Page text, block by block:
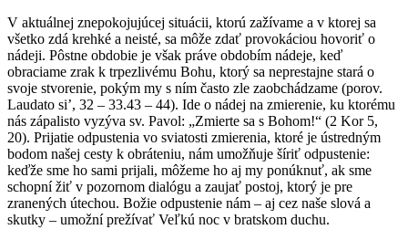
V aktuálnej znepokojujúcej situácii, ktorú zažívame a v ktorej sa
všetko zdá krehké a neisté, sa môže zdať provokáciou hovoriť o
nádeji. Pôstne obdobie je však práve obdobím nádeje, keď
obraciame zrak k trpezlivému Bohu, ktorý sa neprestajne stará o
svoje stvorenie, pokým my s ním často zle zaobchádzame (porov.
Laudato siʼ, 32 – 33.43 – 44). Ide o nádej na zmierenie, ku ktorému
nás zápalisto vyzýva sv. Pavol: „Zmierte sa s Bohom!“ (2 Kor 5,
20). Prijatie odpustenia vo sviatosti zmierenia, ktoré je ústredným
bodom našej cesty k obráteniu, nám umožňuje šíriť odpustenie:
keďže sme ho sami prijali, môžeme ho aj my ponúknuť, ak sme
schopní žiť v pozornom dialógu a zaujať postoj, ktorý je pre
zranených útechou. Božie odpustenie nám – aj cez naše slová a
skutky – umožní prežívať Veľkú noc v bratskom duchu.